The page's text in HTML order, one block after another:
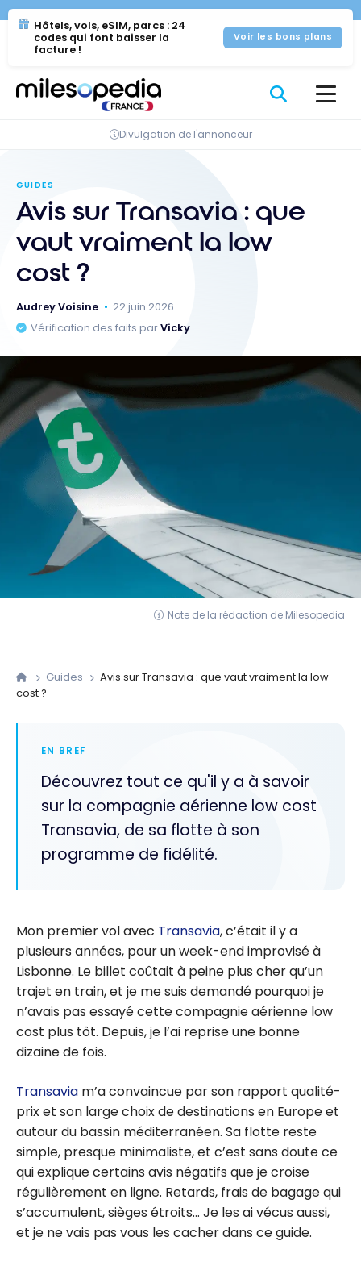
Panneau de gestion des cookies
Se
rendreHôtels, vols, eSIM, parcs : 24
codes qui font baisser la
facture !
Voir les bons plans
Divulgation de l'annonceur
GUIDES
Avis sur Transavia : que
vaut vraiment la low
cost ?
Audrey Voisine
22 juin 2026
Vérification des faits parVicky
Note de la rédaction de Milesopedia
Guides
Avis sur Transavia : que vaut vraiment la low
cost ?
EN BREF
Découvrez tout ce qu'il y a à savoir
sur la compagnie aérienne low cost
Transavia, de sa flotte à son
programme de fidélité.
Mon premier vol avec Transavia, c’était il y a
plusieurs années, pour un week-end improvisé à
Lisbonne. Le billet coûtait à peine plus cher qu’un
trajet en train, et je me suis demandé pourquoi je
n’avais pas essayé cette compagnie aérienne low
cost plus tôt. Depuis, je l’ai reprise une bonne
dizaine de fois.
Transavia m’a convaincue par son rapport qualité-
prix et son large choix de destinations en Europe et
autour du bassin méditerranéen. Sa flotte reste
simple, presque minimaliste, et c’est sans doute ce
qui explique certains avis négatifs que je croise
régulièrement en ligne. Retards, frais de bagage qui
s’accumulent, sièges étroits… Je les ai vécus aussi,
et je ne vais pas vous les cacher dans ce guide.